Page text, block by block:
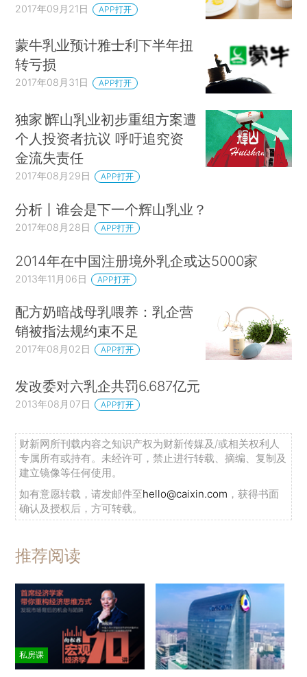
2017年09月21日 APP打开
蒙牛乳业预计雅士利下半年扭
转亏损
2017年08月31日 APP打开
独家∣辉山乳业初步重组方案遭
个人投资者抗议 呼吁追究资
金流失责任
2017年08月29日 APP打开
分析丨谁会是下一个辉山乳业？
2017年08月28日 APP打开
2014年在中国注册境外乳企或达5000家
2013年11月06日 APP打开
配方奶暗战母乳喂养：乳企营
销被指法规约束不足
2017年08月02日 APP打开
发改委对六乳企共罚6.687亿元
2013年08月07日 APP打开
财新网所刊载内容之知识产权为财新传媒及/或相关权利人
专属所有或持有。未经许可，禁止进行转载、摘编、复制及
建立镜像等任何使用。
如有意愿转载，请发邮件至hello@caixin.com ，获得书面
确认及授权后，方可转载。
推荐阅读
私房课